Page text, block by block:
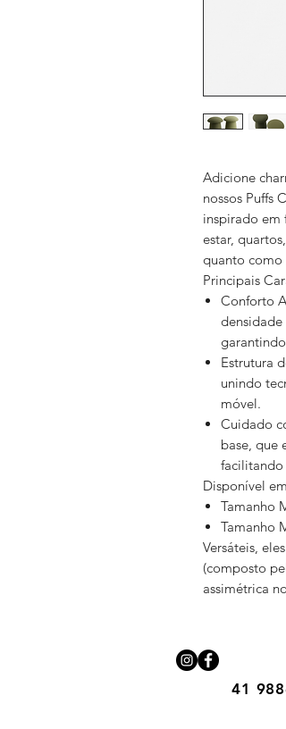
Adicione
nossos Puffs
inspirado em
estar,
quanto como
Principais
Conforto
Estrutura
unindo
móvel.
Cuidado
base, que
facilitando
Disponível
Tamanho
Tamanho
Versáteis,
(composto
assimétrica
41